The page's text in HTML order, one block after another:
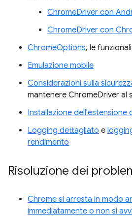
ChromeDriver con
ChromeDriver con
ChromeOptions, le
Emulazione mobile
Considerazioni sulla
mantenere ChromeDriver al
Installazione dell'estensione
Logging dettagliato e
rendimento
Risoluzione dei
Chrome si arresta in modo
immediatamente o non si